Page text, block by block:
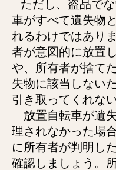
ただし、盗品で
車がすべて遺失物
れるわけではあり
者が意図的に放置
や、所有者が捨て
失物に該当しない
引き取ってくれな
放置自転車が遺
理されなかった場
に所有者が判明し
確認しましょう。